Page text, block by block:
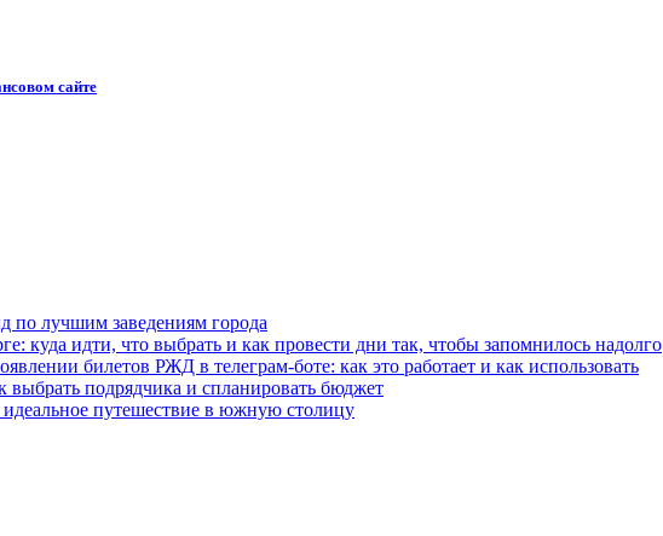
сайте
по лучшим заведениям города
куда идти, что выбрать и как провести дни так, чтобы запомнилось надолго
билетов РЖД в телеграм-боте: как это работает и как использовать
выбрать подрядчика и спланировать бюджет
путешествие в южную столицу